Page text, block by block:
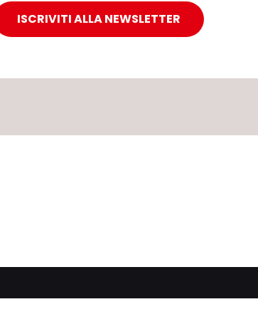
ISCRIVITI ALLA NEWSLETTER